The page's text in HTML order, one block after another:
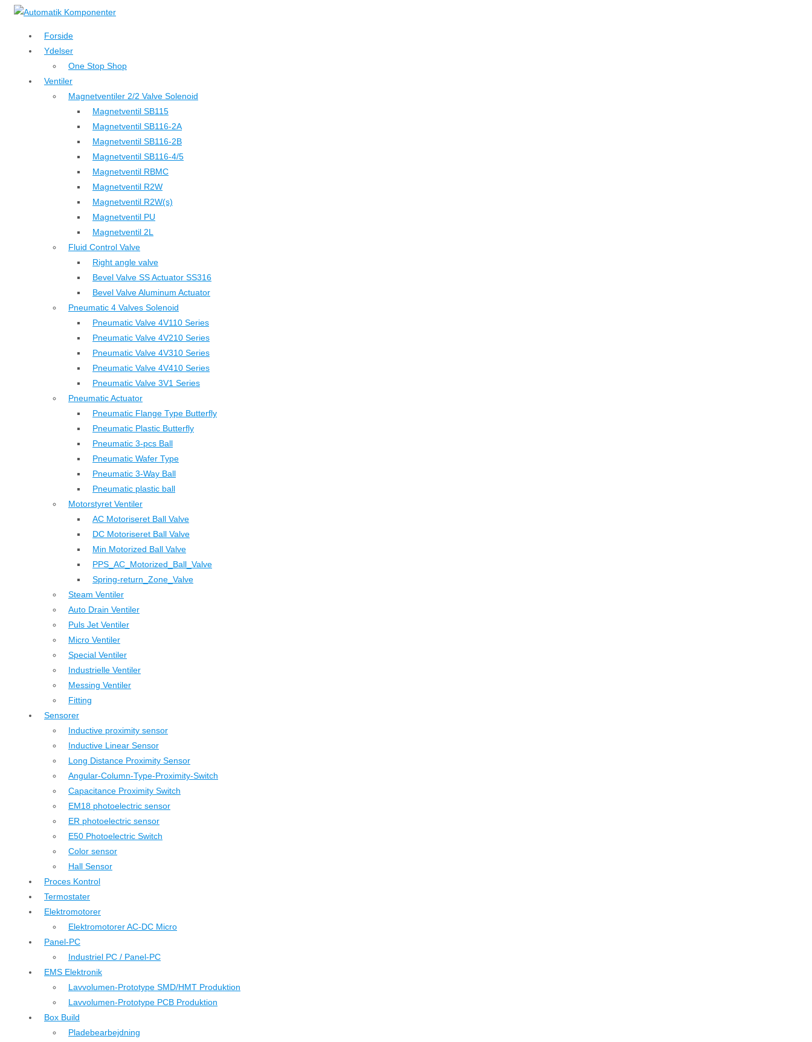
↓
hovedindhold
Forside
Ydelser
One Stop Shop
Ventiler
Magnetventiler 2/2 Valve Solenoid
Magnetventil SB115
Magnetventil SB116-2A
Magnetventil SB116-2B
Magnetventil SB116-4/5
Magnetventil RBMC
Magnetventil R2W
Magnetventil R2W(s)
Magnetventil PU
Magnetventil 2L
Fluid Control Valve
Right angle valve
Bevel Valve SS Actuator SS316
Bevel Valve Aluminum Actuator
Pneumatic 4 Valves Solenoid
Pneumatic Valve 4V110 Series
Pneumatic Valve 4V210 Series
Pneumatic Valve 4V310 Series
Pneumatic Valve 4V410 Series
Pneumatic Valve 3V1 Series
Pneumatic Actuator
Pneumatic Flange Type Butterfly
Pneumatic Plastic Butterfly
Pneumatic 3-pcs Ball
Pneumatic Wafer Type
Pneumatic 3-Way Ball
Pneumatic plastic ball
Motorstyret Ventiler
AC Motoriseret Ball Valve
DC Motoriseret Ball Valve
Min Motorized Ball Valve
PPS_AC_Motorized_Ball_Valve
Spring-return_Zone_Valve
Steam Ventiler
Auto Drain Ventiler
Puls Jet Ventiler
Micro Ventiler
Special Ventiler
Industrielle Ventiler
Messing Ventiler
Fitting
Sensorer
Inductive proximity sensor
Inductive Linear Sensor
Long Distance Proximity Sensor
Angular-Column-Type-Proximity-Switch
Capacitance Proximity Switch
EM18 photoelectric sensor
ER photoelectric sensor
E50 Photoelectric Switch
Color sensor
Hall Sensor
Proces Kontrol
Termostater
Elektromotorer
Elektromotorer AC-DC Micro
Panel-PC
Industriel PC / Panel-PC
EMS Elektronik
Lavvolumen-Prototype SMD/HMT Produktion
Lavvolumen-Prototype PCB Produktion
Box Build
Pladebearbejdning